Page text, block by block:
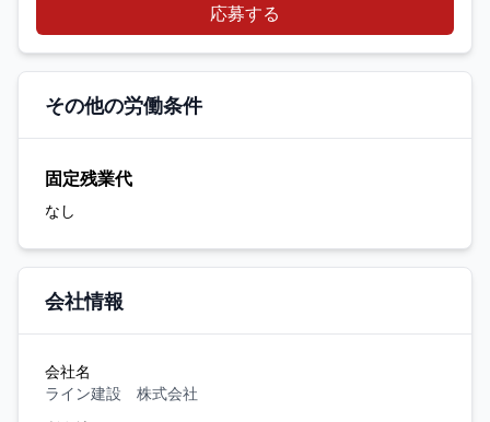
応募する
その他の労働条件
固定残業代
なし
会社情報
会社名
ライン建設 株式会社